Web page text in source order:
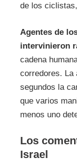
de los
Agentes de
intervinieron
cadena
corredores. La
segundos la
que varios
menos uno
Los
Israel